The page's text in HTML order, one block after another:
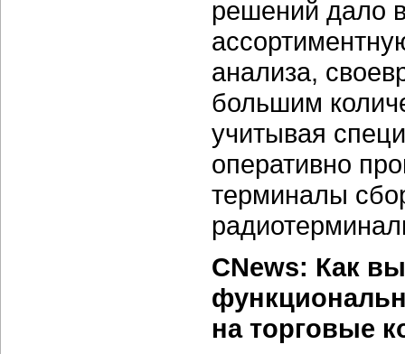
решений дало
анализа,
большим
учитывая
оперативно
терминалы
CNews: Как
на торговые